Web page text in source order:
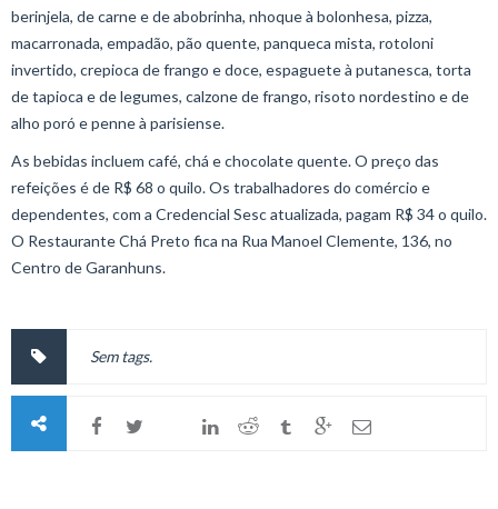
berinjela, de carne e de abobrinha, nhoque à bolonhesa, pizza,
macarronada, empadão, pão quente, panqueca mista, rotoloni
invertido, crepioca de frango e doce, espaguete à putanesca, torta
de tapioca e de legumes, calzone de frango, risoto nordestino e de
alho poró e penne à parisiense.
As bebidas incluem café, chá e chocolate quente. O preço das
refeições é de R$ 68 o quilo. Os trabalhadores do comércio e
dependentes, com a Credencial Sesc atualizada, pagam R$ 34 o quilo.
O Restaurante Chá Preto fica na Rua Manoel Clemente, 136, no
Centro de Garanhuns.
Sem tags.